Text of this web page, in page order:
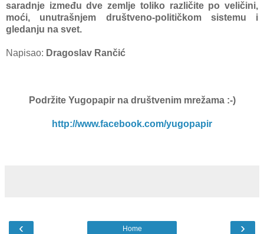
sаrаdnje između dve zemlje toliko rаzličite po veličini,
moći, unutrаšnjem društveno-političkom sistemu i
gledаnju nа svet.
Napisao: Dragoslav Rančić
Podržite Yugopapir na društvenim mrežama:-)
http://www.facebook.com/yugopapir
‹ ›
Home